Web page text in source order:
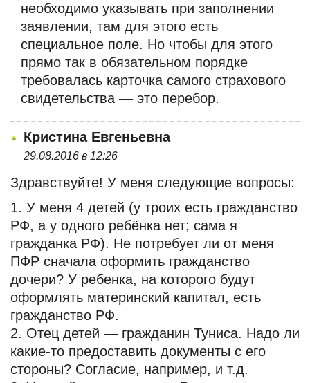
необходимо указывать при заполнении
заявлении, там для этого есть
специальное поле. Но чтобы для этого
прямо так в обязательном порядке
требовалась карточка самого страхового
свидетельства — это перебор.
Кристина Евгеньевна
29.08.2016 в 12:26
Здравствуйте! У меня следующие вопросы:
1. У меня 4 детей (у троих есть гражданство
РФ, а у одного ребёнка нет; сама я
гражданка РФ). Не потребует ли от меня
ПФР сначала оформить гражданство
дочери? У ребенка, на которого будут
оформлять материнский капитал, есть
гражданство РФ.
2. Отец детей — гражданин Туниса. Надо ли
какие-то предоставить документы с его
стороны? Согласие, например, и т.д.